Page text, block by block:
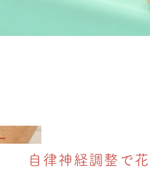
自律神経調整で